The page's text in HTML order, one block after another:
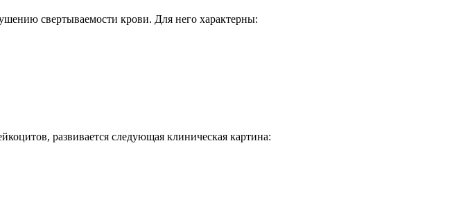
свертываемости крови. Для него характерны:
развивается следующая клиническая картина: